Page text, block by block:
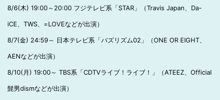
8/6(木) 19:00～20:00 フジテレビ系「STAR」（Travis Japan、Da-
iCE、TWS、=LOVEなどが出演）
8/7(金) 24:59～ 日本テレビ系「バズリズム02」（ONE OR EIGHT、
AENなどが出演）
8/10(月) 19:00～ TBS系「CDTVライブ！ライブ！」（ATEEZ、Official
髭男dismなどが出演）